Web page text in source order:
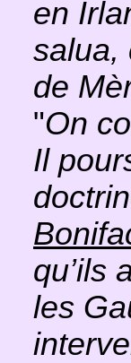
en
salua,
de
"On
Il
qu’ils
les